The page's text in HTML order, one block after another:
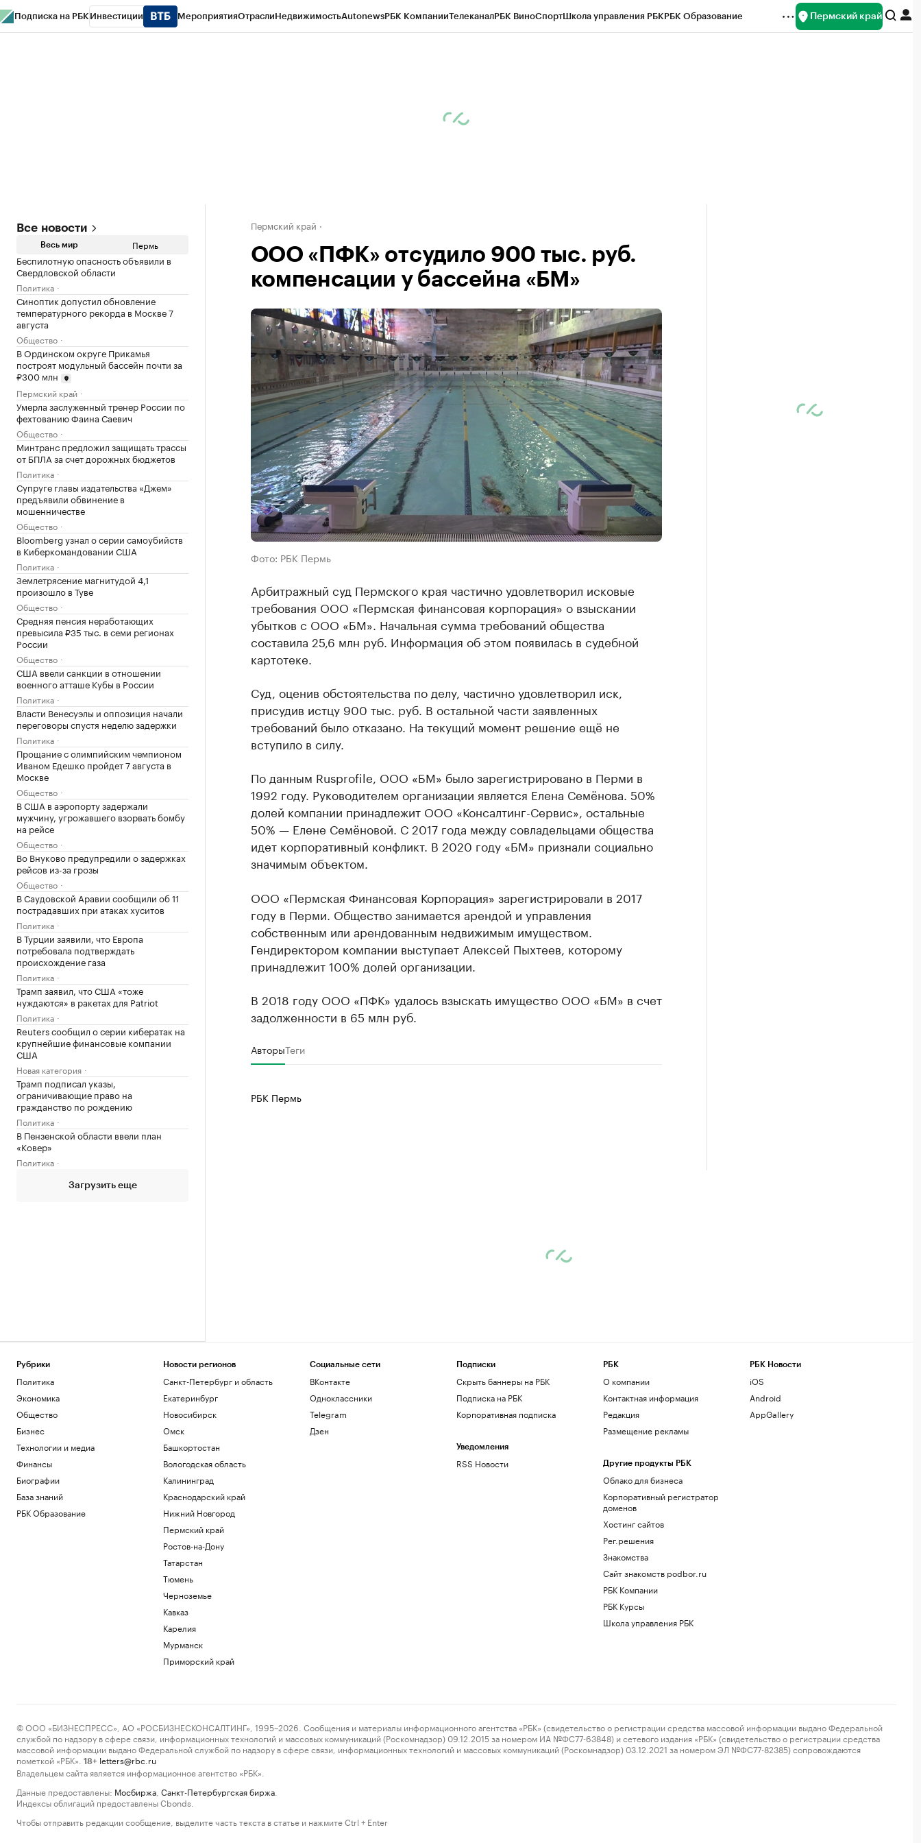
Подписка на РБК Инвестиции МероприятияОтраслиНедвижимостьAutonewsРБК КомпанииТелеканалРБК ВиноСпортШкола управления РБКРБК Образование Пермский край
Все новости
Весь мир Пермь
Беспилотную опасность объявили в
Свердловской области
Политика
Синоптик допустил обновление
температурного рекорда в Москве 7
августа
Общество
В Ординском округе Прикамья
построят модульный бассейн почти за
₽300 млн
Пермский край
Умерла заслуженный тренер России по
фехтованию Фаина Саевич
Общество
Минтранс предложил защищать трассы
от БПЛА за счет дорожных бюджетов
Политика
Супруге главы издательства «Джем»
предъявили обвинение в
мошенничестве
Общество
Bloomberg узнал о серии самоубийств
в Киберкомандовании США
Политика
Землетрясение магнитудой 4,1
произошло в Туве
Общество
Средняя пенсия неработающих
превысила ₽35 тыс. в семи регионах
России
Общество
США ввели санкции в отношении
военного атташе Кубы в России
Политика
Власти Венесуэлы и оппозиция начали
переговоры спустя неделю задержки
Политика
Прощание с олимпийским чемпионом
Иваном Едешко пройдет 7 августа в
Москве
Общество
В США в аэропорту задержали
мужчину, угрожавшего взорвать бомбу
на рейсе
Общество
Во Внуково предупредили о задержках
рейсов из-за грозы
Общество
В Саудовской Аравии сообщили об 11
пострадавших при атаках хуситов
Политика
В Турции заявили, что Европа
потребовала подтверждать
происхождение газа
Политика
Трамп заявил, что США «тоже
нуждаются» в ракетах для Patriot
Политика
Reuters сообщил о серии кибератак на
крупнейшие финансовые компании
США
Новая категория
Трамп подписал указы,
ограничивающие право на
гражданство по рождению
Политика
В Пензенской области ввели план
«Ковер»
Политика
Загрузить еще
Пермский край
ООО «ПФК» отсудило 900 тыс. руб.
компенсации у бассейна «БМ»
Фото: РБК Пермь
Арбитражный суд Пермского края частично удовлетворил исковые
требования ООО «Пермская финансовая корпорация» о взыскании
убытков с ООО «БМ». Начальная сумма требований общества
составила 25,6 млн руб. Информация об этом появилась в судебной
картотеке.
Суд, оценив обстоятельства по делу, частично удовлетворил иск,
присудив истцу 900 тыс. руб. В остальной части заявленных
требований было отказано. На текущий момент решение ещё не
вступило в силу.
По данным Rusprofile, ООО «БМ» было зарегистрировано в Перми в
1992 году. Руководителем организации является Елена Семёнова. 50%
долей компании принадлежит ООО «Консалтинг-Сервис», остальные
50% — Елене Семёновой. С 2017 года между совладельцами общества
идет корпоративный конфликт. В 2020 году «БМ» признали социально
значимым объектом.
ООО «Пермская Финансовая Корпорация» зарегистрировали в 2017
году в Перми. Общество занимается арендой и управления
собственным или арендованным недвижимым имуществом.
Гендиректором компании выступает Алексей Пыхтеев, которому
принадлежит 100% долей организации.
В 2018 году ООО «ПФК» удалось взыскать имущество ООО «БМ» в счет
задолженности в 65 млн руб.
АвторыТеги
РБК Пермь
Рубрики
Политика
Экономика
Общество
Бизнес
Технологии и медиа
Финансы
Биографии
База знаний
РБК Образование
Новости регионов
Санкт-Петербург и область
Екатеринбург
Новосибирск
Омск
Башкортостан
Вологодская область
Калининград
Краснодарский край
Нижний Новгород
Пермский край
Ростов-на-Дону
Татарстан
Тюмень
Черноземье
Кавказ
Карелия
Мурманск
Приморский край
Социальные сети
ВКонтакте
Одноклассники
Telegram
Дзен
Подписки
Скрыть баннеры на РБК
Подписка на РБК
Корпоративная подписка
Уведомления
RSS Новости
РБК
О компании
Контактная информация
Редакция
Размещение рекламы
Другие продукты РБК
Облако для бизнеса
Корпоративный регистратор
доменов
Хостинг сайтов
Рег.решения
Знакомства
Сайт знакомств podbor.ru
РБК Компании
РБК Курсы
Школа управления РБК
РБК Новости
iOS
Android
AppGallery
© ООО «БИЗНЕСПРЕСС», АО «РОСБИЗНЕСКОНСАЛТИНГ», 1995–2026. Сообщения и материалы информационного агентства «РБК» (свидетельство о регистрации средства массовой информации выдано Федеральной
службой по надзору в сфере связи, информационных технологий и массовых коммуникаций (Роскомнадзор) 09.12.2015 за номером ИА №ФС77-63848) и сетевого издания «РБК» (свидетельство о регистрации средства
массовой информации выдано Федеральной службой по надзору в сфере связи, информационных технологий и массовых коммуникаций (Роскомнадзор) 03.12.2021 за номером ЭЛ №ФС77-82385) сопровождаются
пометкой «РБК».
18+ letters@rbc.ru
Владельцем сайта является информационное агентство «РБК».
Данные предоставлены: Мосбиржа Санкт-Петербургская биржа
Индексы облигаций предоставлены Cbonds.
Чтобы отправить редакции сообщение, выделите часть текста в статье и нажмите Ctrl + Enter